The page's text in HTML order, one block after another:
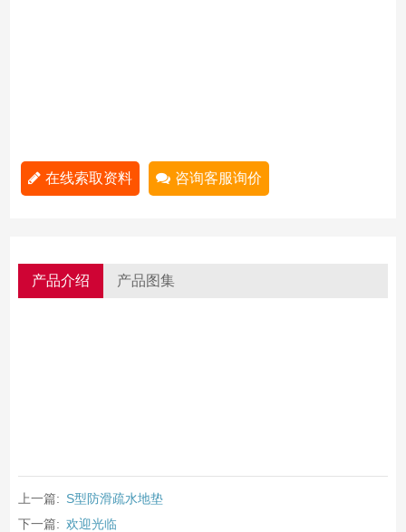
在线索取资料 咨询客服询价
产品介绍 产品图集
上一篇: S型防滑疏水地垫
下一篇: 欢迎光临